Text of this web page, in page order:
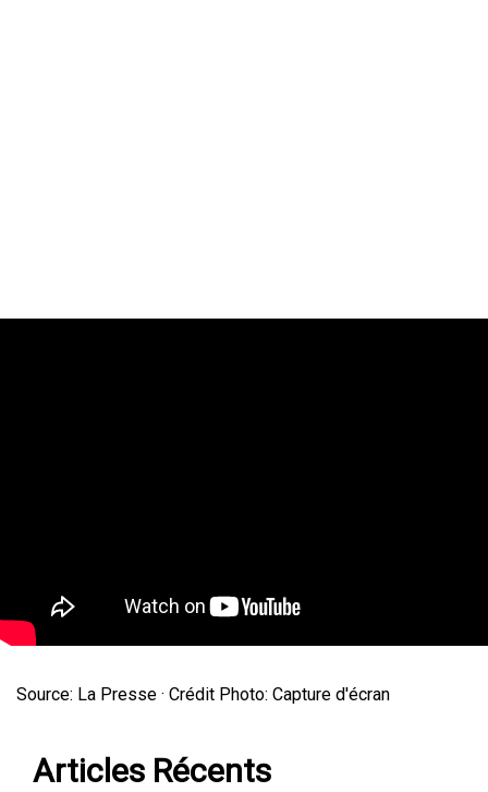
Source: La Presse · Crédit Photo: Capture d'écran
Articles Récents